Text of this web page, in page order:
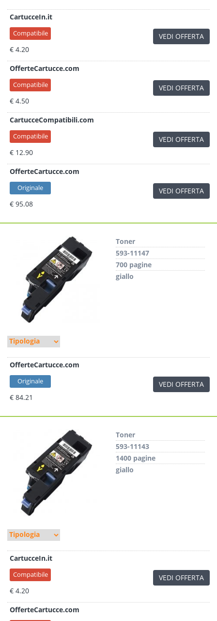
CartucceIn.it
Compatibile
€ 4.20
VEDI OFFERTA
OfferteCartucce.com
Compatibile
€ 4.50
VEDI OFFERTA
CartucceCompatibili.com
Compatibile
€ 12.90
VEDI OFFERTA
OfferteCartucce.com
Originale
€ 95.08
VEDI OFFERTA
Toner
593-11147
700 pagine
giallo
OfferteCartucce.com
Originale
€ 84.21
VEDI OFFERTA
Toner
593-11143
1400 pagine
giallo
CartucceIn.it
Compatibile
€ 4.20
VEDI OFFERTA
OfferteCartucce.com